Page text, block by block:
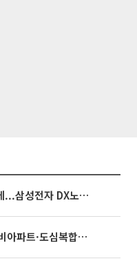
3445억 자사주 지급 마쳤는데...삼성전자 DX노조, 뒤늦은 '떼쓰기 집회'
영끌 '주택공급' 대책 임박⋯비아파트·도심복합까지 총동원